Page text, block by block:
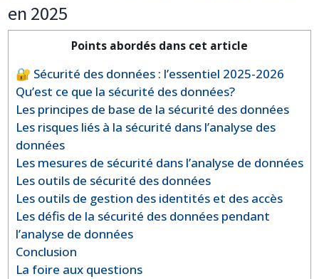
en 2025
Points abordés dans cet article
🔐 Sécurité des données : l’essentiel 2025-2026
Qu’est ce que la sécurité des données?
Les principes de base de la sécurité des données
Les risques liés à la sécurité dans l’analyse des
données
Les mesures de sécurité dans l’analyse de données
Les outils de sécurité des données
Les outils de gestion des identités et des accès
Les défis de la sécurité des données pendant
l’analyse de données
Conclusion
La foire aux questions